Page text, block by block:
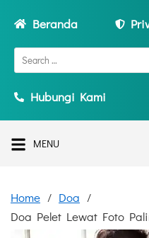
Beranda
Hubungi Kami
MENU
Home
Doa
Doa Pelet Lewat Foto